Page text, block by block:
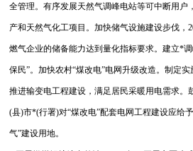
全管理。有序发展天然气调峰电站等可中断用户
产和天然气化工项目。加快储气设施建设步伐，
燃气企业的储备能力达到量化指标要求。建立*
保民”。加快农村“煤改电”电网升级改造。制定
推进输变电工程建设，满足居民采暖用电需求。
(县)市*(行署)对“煤改电”配套电网工程建设应给
气”建设用地。